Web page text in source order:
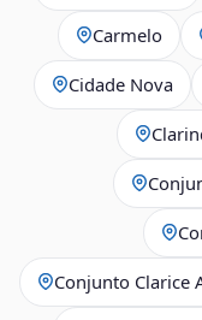
Carmelo
Cidade Nova
Conjunto Clarice